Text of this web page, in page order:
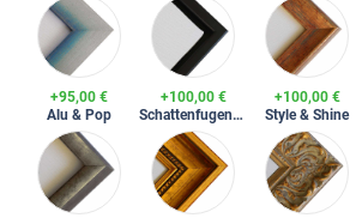
+95,00 €
Alu & Pop
+100,00 €
Schattenfugenrahmen
+100,00 €
Style & Shine